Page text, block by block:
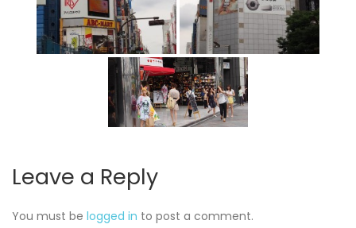
Leave a Reply
You must be logged in to post a comment.